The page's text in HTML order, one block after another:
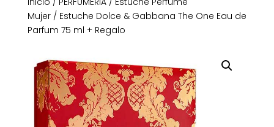
Mujer/ Estuche Dolce & Gabbana The One Eau de
Parfum 75 ml + Regalo